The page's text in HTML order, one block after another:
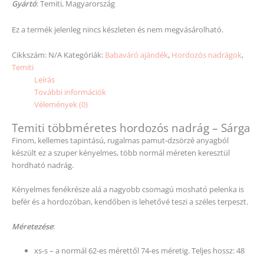
Gyártó: Temiti, Magyarország
Ez a termék jelenleg nincs készleten és nem megvásárolható.
Cikkszám: N/A Kategóriák: Babaváró ajándék, Hordozós nadrágok,
Temiti
Leírás
További információk
Vélemények (0)
Temiti többméretes hordozós nadrág – Sárga
Finom, kellemes tapintású, rugalmas pamut-dzsörzé anyagból
készült ez a szuper kényelmes, több normál méreten keresztül
hordható nadrág.
Kényelmes fenékrésze alá a nagyobb csomagú mosható pelenka is
befér és a hordozóban, kendőben is lehetővé teszi a széles terpeszt.
Méretezése:
xs-s – a normál 62-es mérettől 74-es méretig. Teljes hossz: 48